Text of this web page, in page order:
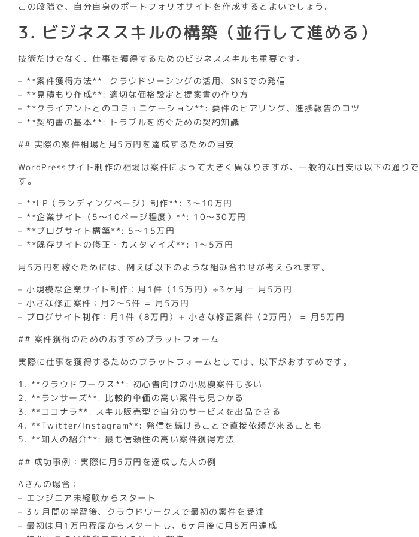
この段階で、自分自身のポートフォリオサイトを作成するとよいでしょう。
3. ビジネススキルの構築（並行して進める）
技術だけでなく、仕事を獲得するためのビジネススキルも重要です。
– **案件獲得方法**: クラウドソーシングの活用、SNSでの発信
– **見積もり作成**: 適切な価格設定と提案書の作り方
– **クライアントとのコミュニケーション**: 要件のヒアリング、進捗報告のコツ
– **契約書の基本**: トラブルを防ぐための契約知識
## 実際の案件相場と月5万円を達成するための目安
WordPressサイト制作の相場は案件によって大きく異なりますが、一般的な目安は以下の通りで
す。
– **LP（ランディングページ）制作**: 3〜10万円
– **企業サイト（5〜10ページ程度）**: 10〜30万円
– **ブログサイト構築**: 5〜15万円
– **既存サイトの修正・カスタマイズ**: 1〜5万円
月5万円を稼ぐためには、例えば以下のような組み合わせが考えられます。
– 小規模な企業サイト制作：月1件（15万円）÷3ヶ月 = 月5万円
– 小さな修正案件：月2〜5件 = 月5万円
– ブログサイト制作：月1件（8万円）+ 小さな修正案件（2万円） = 月5万円
## 案件獲得のためのおすすめプラットフォーム
実際に仕事を獲得するためのプラットフォームとしては、以下がおすすめです。
1. **クラウドワークス**: 初心者向けの小規模案件も多い
2. **ランサーズ**: 比較的単価の高い案件も見つかる
3. **ココナラ**: スキル販売型で自分のサービスを出品できる
4. **Twitter/Instagram**: 発信を続けることで直接依頼が来ることも
5. **知人の紹介**: 最も信頼性の高い案件獲得方法
## 成功事例：実際に月5万円を達成した人の例
Aさんの場合：
– エンジニア未経験からスタート
– 3ヶ月間の学習後、クラウドワークスで最初の案件を受注
– 最初は月1万円程度からスタートし、6ヶ月後に月5万円達成